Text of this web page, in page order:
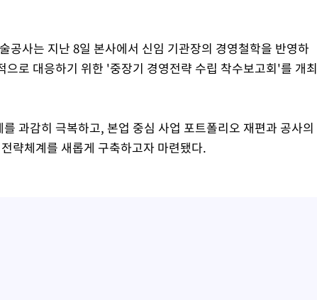
교수…이병태
공사는 지난 8일 본사에서 신임 기관장의 경영철학을 반영하
으로 대응하기 위한 '중장기 경영전략 수립 착수보고회'를 개최
과감히 극복하고, 본업 중심 사업 포트폴리오 재편과 공사의
략체계를 새롭게 구축하고자 마련됐다.